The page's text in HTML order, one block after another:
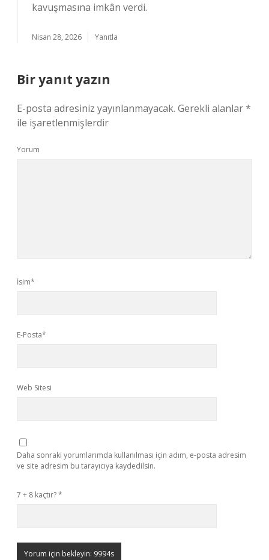
kavuşmasına imkân verdi.
Nisan 28, 2026 Yanıtla
Bir yanıt yazın
E-posta adresiniz yayınlanmayacak. Gerekli alanlar*
ile işaretlenmişlerdir
Yorum
İsim*
E-Posta*
Web Sitesi
Daha sonraki yorumlarımda kullanılması için adım, e-posta adresim
ve site adresim bu tarayıcıya kaydedilsin.
7 + 8 kaçtır?*